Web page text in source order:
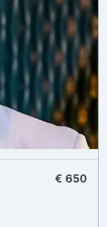
€ 650